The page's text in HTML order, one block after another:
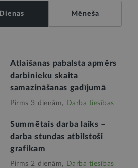
Dienas Mēneša
Atlaišanas pabalsta apmērs
darbinieku skaita
samazināšanas gadījumā
Pirms 3 dienām, Darba tiesības
Summētais darba laiks –
darba stundas atbilstoši
grafikam
Pirms 2 dienām, Darba tiesības